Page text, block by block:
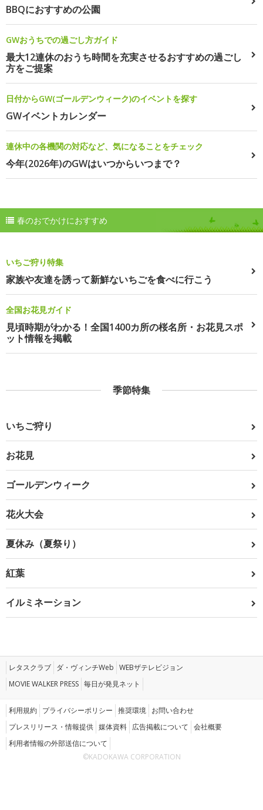
BBQにおすすめの公園
GWおうちでの過ごし方ガイド
最大12連休のおうち時間を充実させるおすすめの過ごし
方をご提案
日付からGW(ゴールデンウィーク)のイベントを探す
GWイベントカレンダー
連休中の各機関の対応など、気になることをチェック
今年(2026年)のGWはいつからいつまで？
春のおでかけにおすすめ
いちご狩り特集
家族や友達を誘って新鮮ないちごを食べに行こう
全国お花見ガイド
見頃時期がわかる！全国1400カ所の桜名所・お花見スポ
ット情報を掲載
季節特集
いちご狩り
お花見
ゴールデンウィーク
花火大会
夏休み（夏祭り）
紅葉
イルミネーション
レタスクラブ ダ・ヴィンチWeb WEBザテレビジョン
MOVIE WALKER PRESS 毎日が発見ネット
利用規約 プライバシーポリシー 推奨環境 お問い合わせ
プレスリリース・情報提供 媒体資料 広告掲載について 会社概要
利用者情報の外部送信について
©KADOKAWA CORPORATION